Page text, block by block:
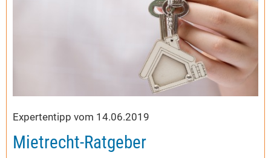
Expertentipp vom 14.06.2019
Mietrecht-Ratgeber